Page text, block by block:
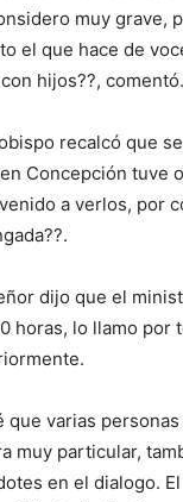
muy grave,
el que hace de
hijos??, comentó.
recalcó que
Concepción tuve
a verlos, por
dijo que el
horas, lo llamo
que varias
muy particular,
en el dialogo.